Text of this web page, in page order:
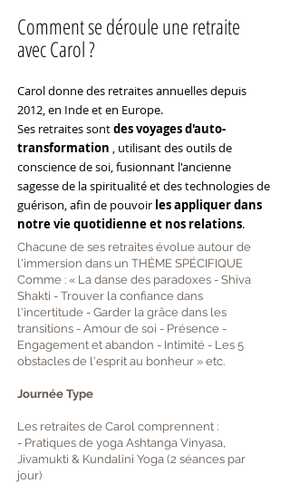
Comment se déroule une retraite
avec Carol ?
Carol donne des retraites annuelles depuis
2012, en Inde et en Europe.
Ses retraites sontdes voyages d'auto-
transformation , utilisant des outils de
conscience de soi, fusionnant l'ancienne
sagesse de la spiritualité et des technologies de
guérison, afin de pouvoir les appliquer dans
notre vie quotidienne et nos relations.
Chacune de ses retraites évolue autour de
l'immersion dans un THÈME SPÉCIFIQUE
Comme : « La danse des paradoxes - Shiva
Shakti - Trouver la confiance dans
l'incertitude - Garder la grâce dans les
transitions - Amour de soi - Présence -
Engagement et abandon - Intimité - Les 5
obstacles de l'esprit au bonheur » etc.
Journée Type
Les retraites de Carol comprennent :
- Pratiques de yoga Ashtanga Vinyasa,
Jivamukti & Kundalini Yoga (2 séances par
jour)